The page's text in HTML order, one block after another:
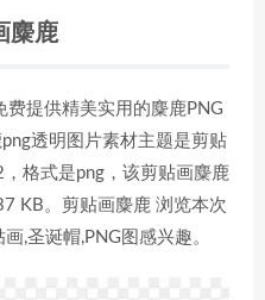
麋鹿
费提供精美实用的麋鹿PNG
透明图片素材主题是剪贴
格式是png，该剪贴画麋鹿
KB。剪贴画麋鹿 浏览本次
,圣诞帽,PNG图感兴趣。